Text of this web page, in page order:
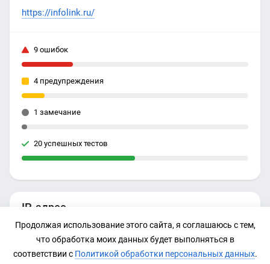
IP-адрес
93.123.128.141
https://infolink.ru/
9 ошибок
4 предупреждения
1 замечание
20 успешных тестов
Продолжая использование этого сайта, я соглашаюсь с тем,
что обработка моих данных будет выполняться в
соответствии с Политикой обработки персональных данных.